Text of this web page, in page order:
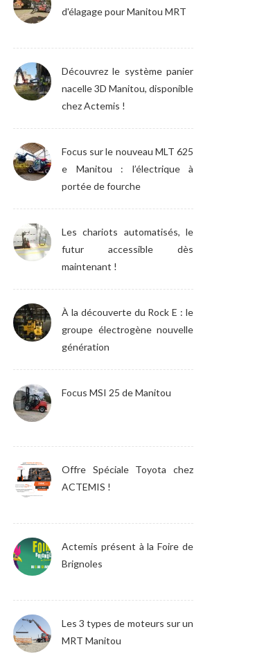
d'élagage pour Manitou MRT
Découvrez le système panier
nacelle 3D Manitou, disponible
chez Actemis !
Focus sur le nouveau MLT 625
e Manitou : l’électrique à
portée de fourche
Les chariots automatisés, le
futur accessible dès
maintenant !
À la découverte du Rock E : le
groupe électrogène nouvelle
génération
Focus MSI 25 de Manitou
Offre Spéciale Toyota chez
ACTEMIS !
Actemis présent à la Foire de
Brignoles
Les 3 types de moteurs sur un
MRT Manitou